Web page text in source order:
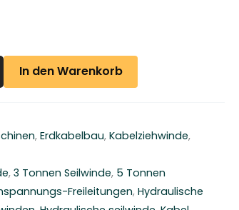
In den Warenkorb
,Erdkabelbau,Kabelziehwinde,
,3 Tonnen Seilwinde, 5 Tonnen
Freileitungen,Hydraulische